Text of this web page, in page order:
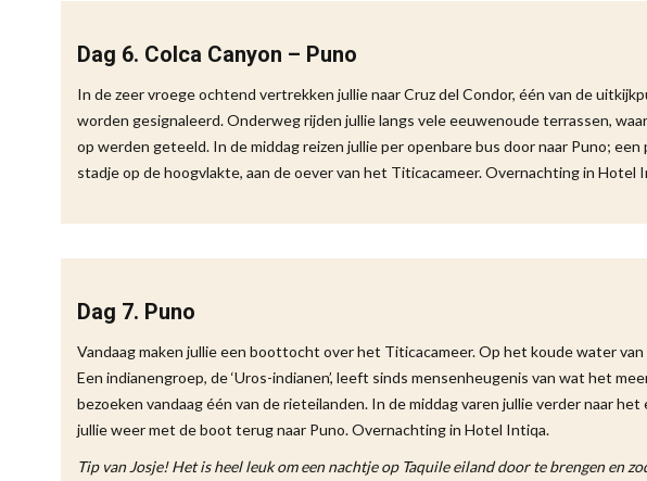
Dag 6. Colca Canyon – Puno
In de zeer vroege ochtend vertrekken jullie naar Cruz del Condor, één van de
worden gesignaleerd. Onderweg rijden jullie langs vele eeuwenoude terrassen,
op werden geteeld. In de middag reizen jullie per openbare bus door naar Puno;
stadje op de hoogvlakte, aan de oever van het Titicacameer. Overnachting in Hotel
Dag 7. Puno
Vandaag maken jullie een boottocht over het Titicacameer. Op het koude water
Een indianengroep, de ‘Uros-indianen’, leeft sinds mensenheugenis van wat het
bezoeken vandaag één van de rieteilanden. In de middag varen jullie verder naar
jullie weer met de boot terug naar Puno. Overnachting in Hotel Intiqa.
Tip van Josje! Het is heel leuk om een nachtje op Taquile eiland door te brengen en